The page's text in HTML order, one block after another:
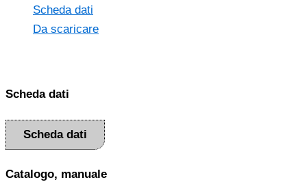
Scheda dati
Da scaricare
Scheda dati
Scheda dati
Catalogo, manuale